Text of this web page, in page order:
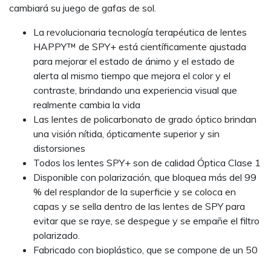
cambiará su juego de gafas de sol.
La revolucionaria tecnología terapéutica de lentes
HAPPY™ de SPY+ está científicamente ajustada
para mejorar el estado de ánimo y el estado de
alerta al mismo tiempo que mejora el color y el
contraste, brindando una experiencia visual que
realmente cambia la vida
Las lentes de policarbonato de grado óptico brindan
una visión nítida, ópticamente superior y sin
distorsiones
Todos los lentes SPY+ son de calidad Óptica Clase 1
Disponible con polarización, que bloquea más del 99
% del resplandor de la superficie y se coloca en
capas y se sella dentro de las lentes de SPY para
evitar que se raye, se despegue y se empañe el filtro
polarizado.
Fabricado con bioplástico, que se compone de un 50